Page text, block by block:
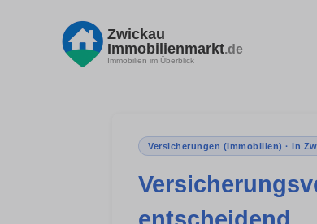
Zwickau
Immobilienmarkt.de
Immobilien im Überblick
Versicherungen (Immobilien) · in